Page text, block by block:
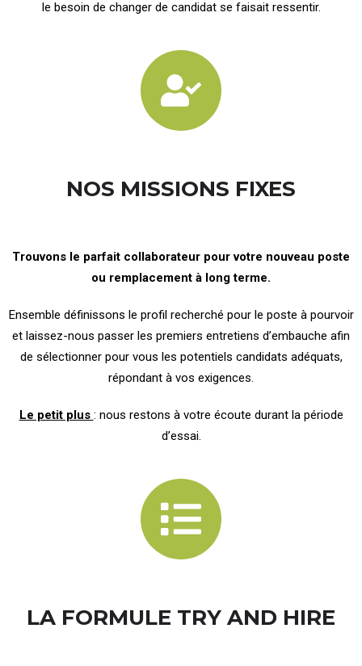
le besoin de changer de candidat se faisait ressentir.
NOS MISSIONS FIXES
Trouvons le parfait collaborateur pour votre nouveau poste
ou remplacement à long terme.
Ensemble définissons le profil recherché pour le poste à pourvoir
et laissez-nous passer les premiers entretiens d’embauche afin
de sélectionner pour vous les potentiels candidats adéquats,
répondant à vos exigences.
Le petit plus : nous restons à votre écoute durant la période
d’essai.
LA FORMULE TRY AND HIRE